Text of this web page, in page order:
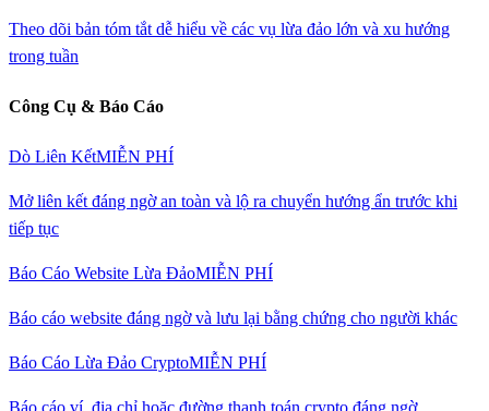
Theo dõi bản tóm tắt dễ hiểu về các vụ lừa đảo lớn và xu hướng
trong tuần
Công Cụ & Báo Cáo
Dò Liên KếtMIỄN PHÍ
Mở liên kết đáng ngờ an toàn và lộ ra chuyển hướng ẩn trước khi
tiếp tục
Báo Cáo Website Lừa ĐảoMIỄN PHÍ
Báo cáo website đáng ngờ và lưu lại bằng chứng cho người khác
Báo Cáo Lừa Đảo CryptoMIỄN PHÍ